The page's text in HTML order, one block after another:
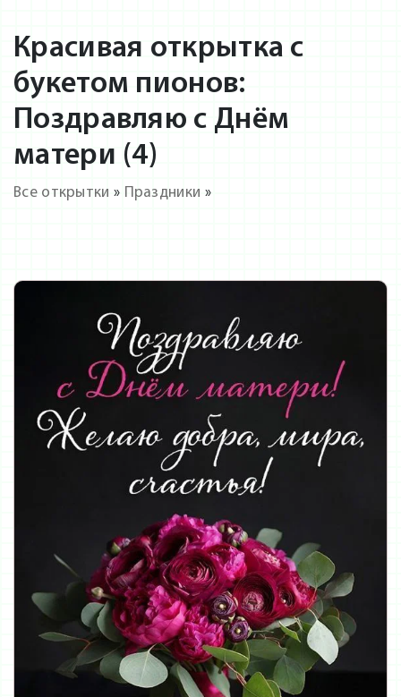
Красивая открытка с
букетом пионов:
Поздравляю с Днём
матери (4)
Все открытки » Праздники »